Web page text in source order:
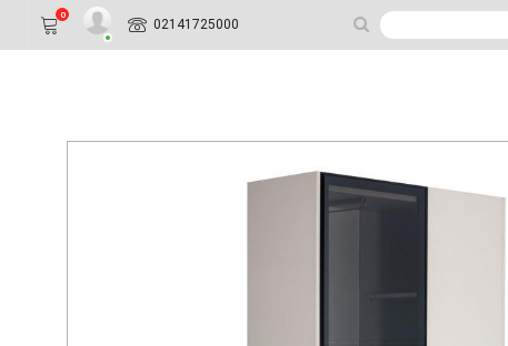
02141725000
0